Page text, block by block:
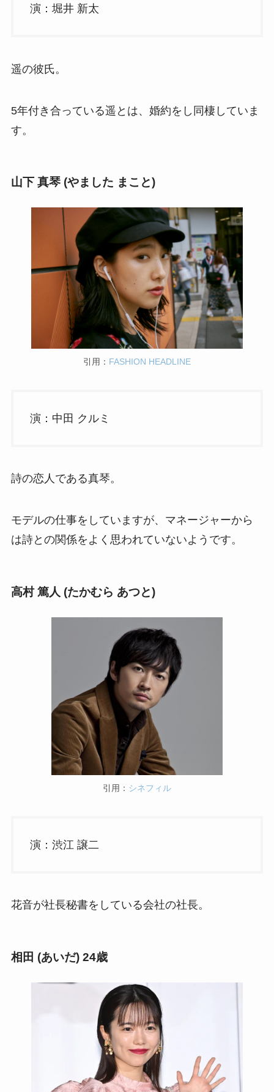
演：堀井 新太
遥の彼氏。
5年付き合っている遥とは、婚約をし同棲していま
す。
山下 真琴 (やました まこと)
引用： FASHION HEADLINE
演：中田 クルミ
詩の恋人である真琴。
モデルの仕事をしていますが、マネージャーから
は詩との関係をよく思われていないようです。
高村 篤人 (たかむら あつと)
引用： シネフィル
演：渋江 譲二
花音が社長秘書をしている会社の社長。
相田 (あいだ) 24歳